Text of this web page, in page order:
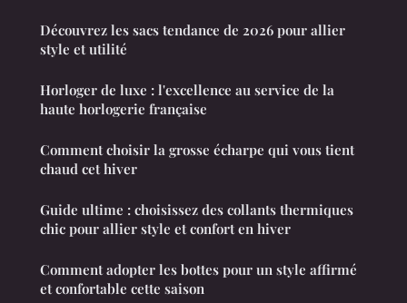
Découvrez les sacs tendance de 2026 pour allier
style et utilité
Horloger de luxe : l'excellence au service de la
haute horlogerie française
Comment choisir la grosse écharpe qui vous tient
chaud cet hiver
Guide ultime : choisissez des collants thermiques
chic pour allier style et confort en hiver
Comment adopter les bottes pour un style affirmé
et confortable cette saison